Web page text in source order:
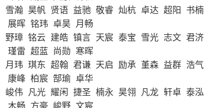
雪瀚 昊帆 贤语 益驰 敬睿 灿杭 卓达 超阳 书楠
展晖 铭玮 卓昊 月畅
野璋 铭云 建皓 镇言 天宸 泰宝 雪光 志文 君济
瑾雷 超蓝 尚勋 寒晖
月玮 琪东 超翰 君谦 天启 励承 堇森 益群 浩气
康峰 柏宸 郜瑜 卓华
峻伟 凡光 耀闲 捷圣 楠永 昊翎 凡龙 轩卓 泰泓
木畅 方豪 峻野 文宸